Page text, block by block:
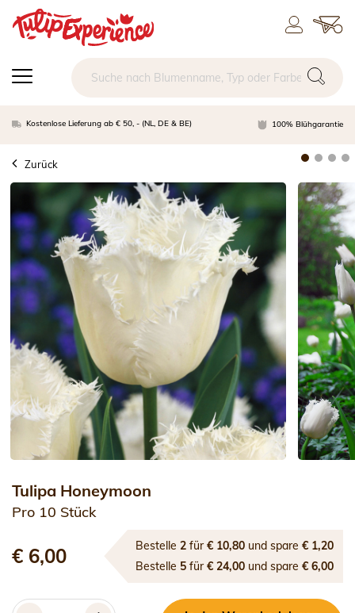
Kostenlose Lieferung ab € 50, - (NL, DE & BE) 100% Blühgarantie
Zurück
Tulipa Honeymoon
Pro 10 Stück
€ 6,00 Bestelle2 für€ 10,80 und spare€ 1,20
Bestelle 5 für€ 24,00 und spare€ 6,00